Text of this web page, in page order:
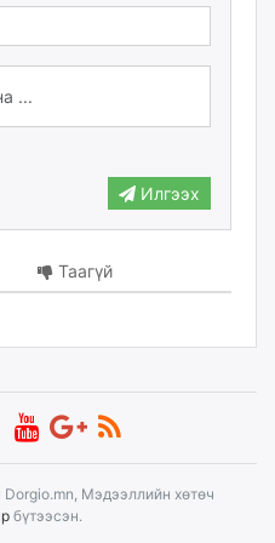
Илгээх
Таагүй
Мэдээллийн хөтөч
бүтээсэн.